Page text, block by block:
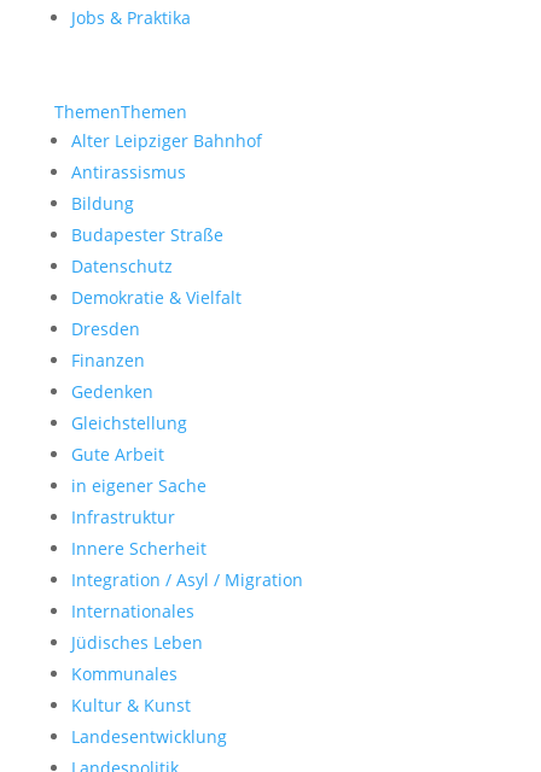
Jobs & Praktika
ThemenThemen
Alter Leipziger Bahnhof
Antirassismus
Bildung
Budapester Straße
Datenschutz
Demokratie & Vielfalt
Dresden
Finanzen
Gedenken
Gleichstellung
Gute Arbeit
in eigener Sache
Infrastruktur
Innere Scherheit
Integration / Asyl / Migration
Internationales
Jüdisches Leben
Kommunales
Kultur & Kunst
Landesentwicklung